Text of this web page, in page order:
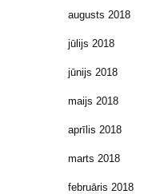
augusts 2018
jūlijs 2018
jūnijs 2018
maijs 2018
aprīlis 2018
marts 2018
februāris 2018